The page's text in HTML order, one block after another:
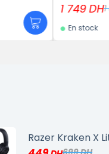
Razer Kraken X